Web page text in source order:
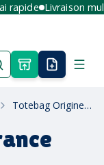
Livraison
Totebag Origine France Garantie